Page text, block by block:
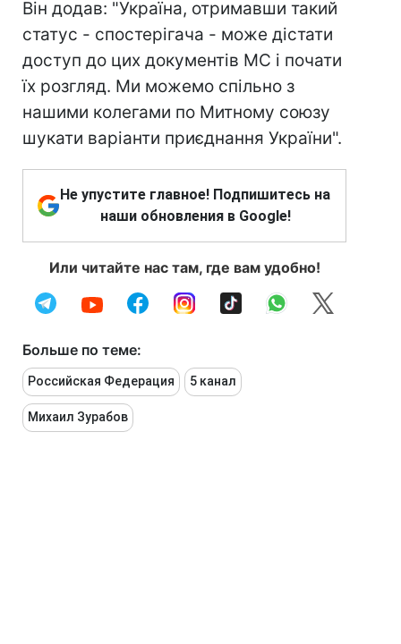
Він додав: "Україна, отримавши такий
статус - спостерігача - може дістати
доступ до цих документів МС і почати
їх розгляд. Ми можемо спільно з
нашими колегами по Митному союзу
шукати варіанти приєднання України".
Не упустите главное! Подпишитесь на
наши обновления в Google!
Или читайте нас там, где вам удобно!
Больше по теме:
Российская Федерация 5 канал
Михаил Зурабов